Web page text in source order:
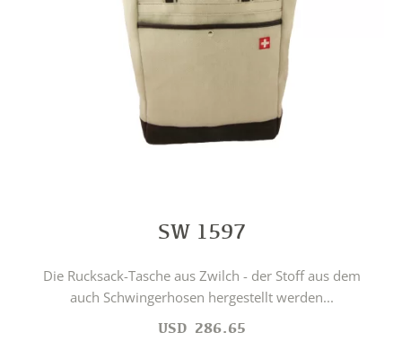
SW 1597
Die Rucksack-Tasche aus Zwilch - der Stoff aus dem
auch Schwingerhosen hergestellt werden...
USD 286.65